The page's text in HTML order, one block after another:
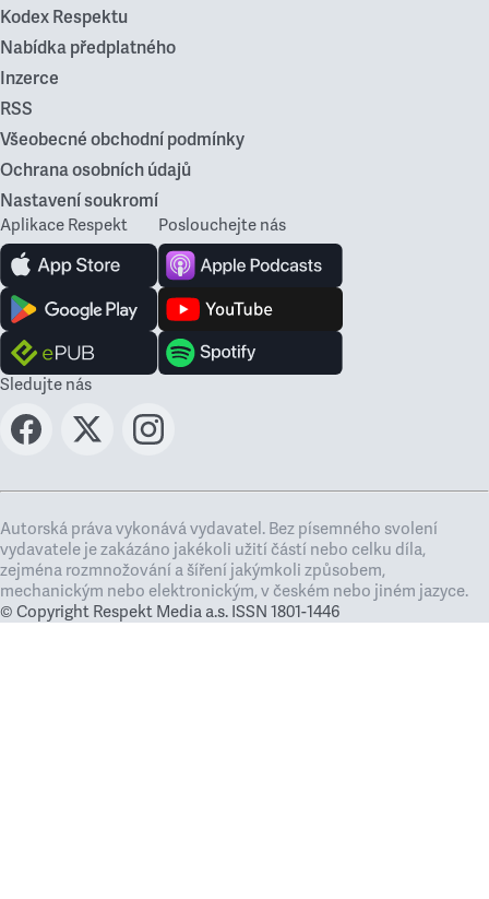
Kodex Respektu
Nabídka předplatného
Inzerce
RSS
Všeobecné obchodní podmínky
Ochrana osobních údajů
Nastavení soukromí
Aplikace Respekt Poslouchejte nás
Sledujte nás
Autorská práva vykonává vydavatel. Bez písemného svolení
vydavatele je zakázáno jakékoli užití částí nebo celku díla,
zejména rozmnožování a šíření jakýmkoli způsobem,
mechanickým nebo elektronickým, v českém nebo jiném jazyce.
© Copyright Respekt Media a.s. ISSN 1801-1446